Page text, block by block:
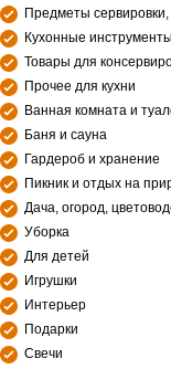
Предметы
Кухонные инструменты
Товары для
Прочее для кухни
Ванная комната и
Баня и сауна
Гардероб и хранение
Пикник и отдых на
Дача, огород,
Уборка
Для детей
Игрушки
Интерьер
Подарки
Свечи